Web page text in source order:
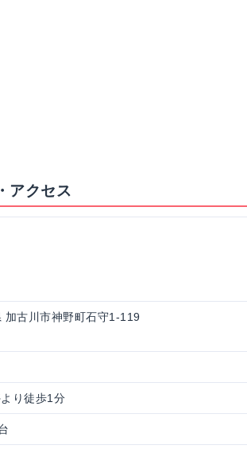
アクセス
古川市神野町石守1-119
り徒歩1分